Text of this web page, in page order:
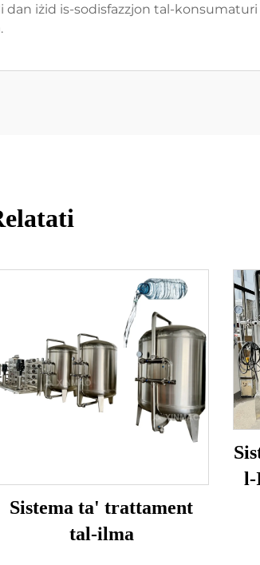
iżid is-sodisfazzjon tal-
Sistema ta' trattament
tal-ilma
l-